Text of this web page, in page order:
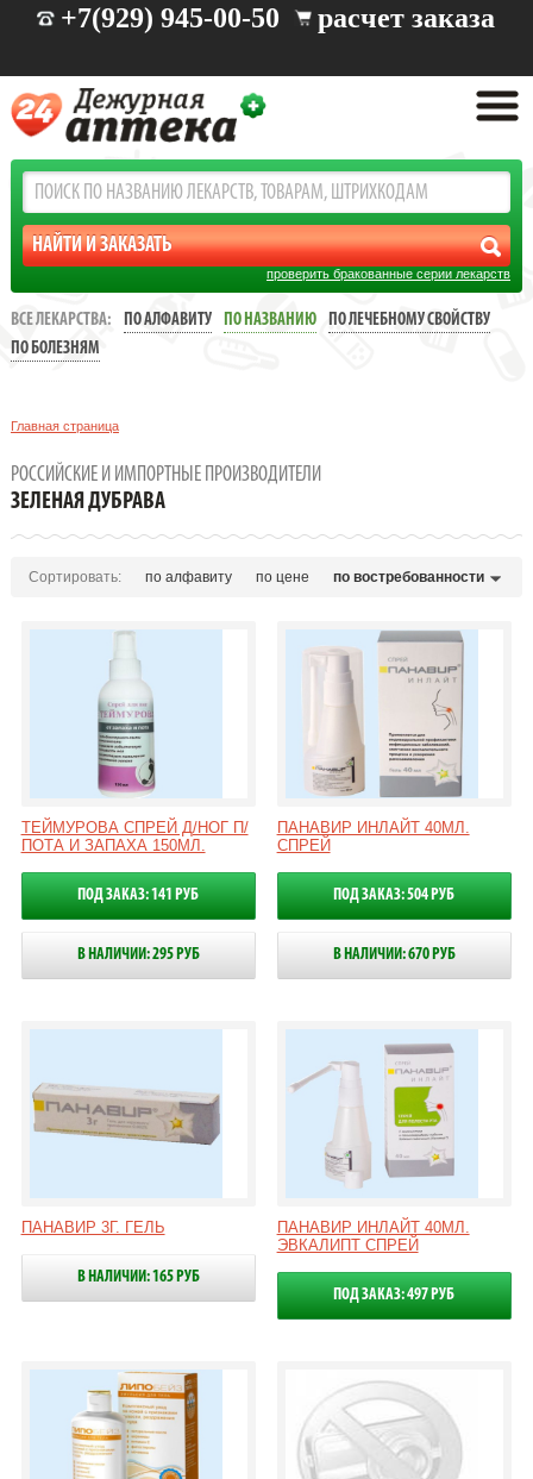
+7(929) 945-00-50 расчет заказа
проверить бракованные серии лекарств
ВСЕ ЛЕКАРСТВА: ПО АЛФАВИТУ ПО НАЗВАНИЮ
ПО ЛЕЧЕБНОМУ СВОЙСТВУ
ПО БОЛЕЗНЯМ
Главная страница
РОССИЙСКИЕ И ИМПОРТНЫЕ ПРОИЗВОДИТЕЛИ
ЗЕЛЕНАЯ ДУБРАВА
Сортировать: по алфавиту по цене по востребованности
ТЕЙМУРОВА СПРЕЙ Д/НОГ П/
ПОТА И ЗАПАХА 150МЛ.
ПОД ЗАКАЗ: 141 РУБ
В НАЛИЧИИ: 295 РУБ
ПАНАВИР ИНЛАЙТ 40МЛ.
СПРЕЙ
ПОД ЗАКАЗ: 504 РУБ
В НАЛИЧИИ: 670 РУБ
ПАНАВИР 3Г. ГЕЛЬ
В НАЛИЧИИ: 165 РУБ
ПАНАВИР ИНЛАЙТ 40МЛ.
ЭВКАЛИПТ СПРЕЙ
ПОД ЗАКАЗ: 497 РУБ